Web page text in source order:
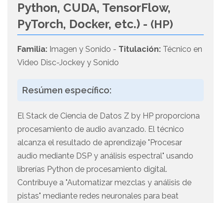
Python, CUDA, TensorFlow,
PyTorch, Docker, etc.) - (HP)
Familia: Imagen y Sonido - Titulación: Técnico en
Video Disc-Jockey y Sonido
Resúmen específico:
El Stack de Ciencia de Datos Z by HP proporciona
procesamiento de audio avanzado. El técnico
alcanza el resultado de aprendizaje "Procesar
audio mediante DSP y análisis espectral" usando
librerías Python de procesamiento digital.
Contribuye a "Automatizar mezclas y análisis de
pistas" mediante redes neuronales para beat